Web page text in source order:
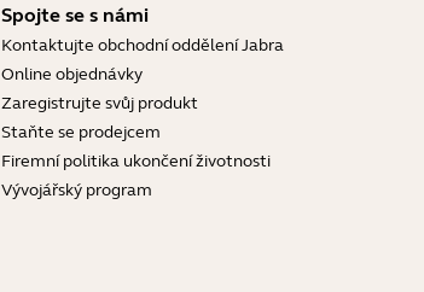
Spojte se s námi
Kontaktujte obchodní oddělení Jabra
Online objednávky
Zaregistrujte svůj produkt
Staňte se prodejcem
Firemní politika ukončení životnosti
Vývojářský program